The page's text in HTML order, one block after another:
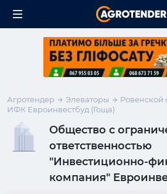
Агротендер Элеваторы
Ровенской
ИФК Евроинвестбуд (Гоща)
Общество с
ответственностью
"Инвестиционно-
компания"